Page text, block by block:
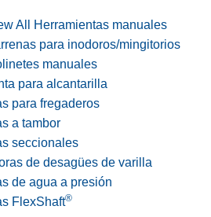
All Herramientas manuales
para inodoros/mingitorios
manuales
para alcantarilla
para fregaderos
a tambor
seccionales
de desagües de varilla
de agua a presión
FlexShaft®